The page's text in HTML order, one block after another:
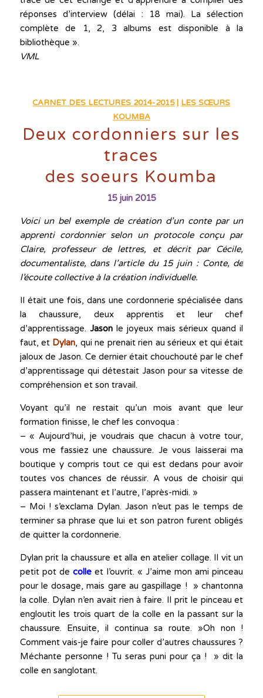
réponses d’interview (délai : 18 mai). La sélection
complète de 1, 2, 3 albums est disponible à la
bibliothèque ».
VML
CARNET DES LECTURES 2014-2015| LES SŒURS
KOUMBA
Deux cordonniers sur les
traces
des soeurs Koumba
15 juin 2015
Voici un bel exemple de création d’un conte par un
apprenti cordonnier selon un protocole conçu par
Claire, professeur de lettres, et décrit par Cécile,
documentaliste, dans l’article du 15 juin : Conte, de
l’écoute collective à la création individuelle.
Il était une fois, dans une cordonnerie spécialisée dans
la chaussure, deux apprentis et leur chef
d’apprentissage. Jasonle joyeux mais sérieux quand il
faut, et Dylan, qui ne prenait rien au sérieux et qui était
jaloux de Jason. Ce dernier était chouchouté par le chef
d’apprentissage qui détestait Jason pour sa vitesse de
compréhension et son travail.
Voyant qu’il ne restait qu’un mois avant que leur
formation finisse, le chef les convoqua :
– « Aujourd’hui, je voudrais que chacun à votre tour,
vous me fassiez une chaussure. Je vous laisserai ma
boutique y compris tout ce qui est dedans pour avoir
toutes vos chances de réussir. A vous de choisir qui
passera maintenant et l’autre, l’après-midi. »
– Moi ! s’exclama Dylan. Jason n’eut pas le temps de
terminer sa phrase que lui et son patron furent obligés
de quitter la cordonnerie.
Dylan prit la chaussure et alla en atelier collage. Il vit un
petit pot de colle et l’ouvrit. « J’aime mon ami pinceau
pour le dosage, mais gare au gaspillage ! » chantonna
la colle. Dylan n’en avait rien à faire. Il prit le pinceau et
engloutit les trois quart de la colle en la passant sur la
chaussure. Ensuite, il continua sa route. »Oh non !
Comment vais-je faire pour coller d’autres chaussures ?
Méchante personne ! Tu seras puni pour ça ! » dit la
colle en sanglotant.